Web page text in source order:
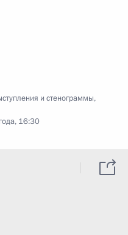
и стенограммы,
16:30